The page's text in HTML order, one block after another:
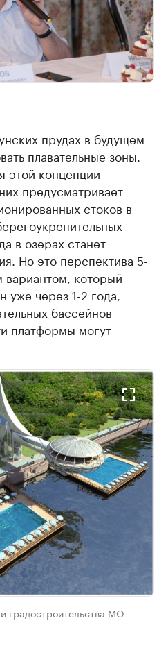
прудах в будущем
плавательные зоны.
этой концепции
предусматривает
стоков в
в озерах станет
Но это перспектива 5-
который
уже через 1-2 года,
бассейнов
платформы могут
градостроительства МО